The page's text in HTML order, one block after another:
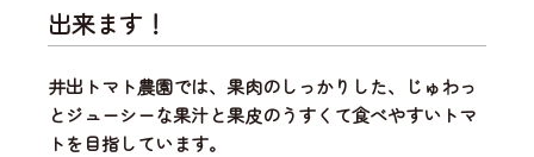
出来ます！
井出トマト農園では、 果肉のしっかりした、じゅわっ
とジューシーな果汁と果皮のうすくて食べやすいトマ
トを目指しています。